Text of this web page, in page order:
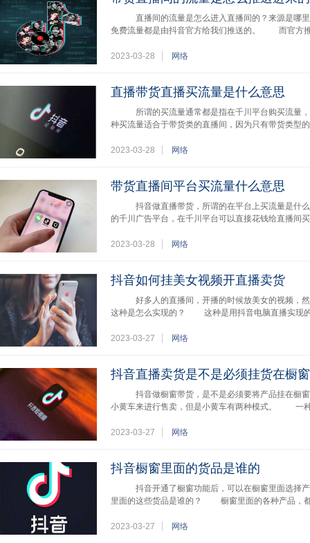
直播间的流量是怎么进入直播间的？来源是哪
免费流量都是由抖音官方给我们推送的。 而官方
2023-03-28 网络
直播带货直播买流量是什么意思
所谓的买流量通常都是指在千川平台购买流量
种买流量适合于带货类的直播间，因为只有带货类型
2023-03-28 网络
带货直播间平台买流量什么意思
抖音做直播带货，所谓的在平台上买流量是什
的千川广告平台，在千川平台可以直接花钱给直播
2023-03-28 网络
抖音如何挂美女视频开直播卖货
好多人的直播间，开播的时候放美女的视频，然
这种是怎么实现的？ 这种是用抖音电脑直播实现
2023-03-27 网络
抖音直播卖货是不是必须挂货在橱
抖音做橱窗带货，是不是必须要将产品挂在橱
小黄车来进行售卖，但是小黄车有两种模式。 一
2023-03-27 网络
抖音橱窗里面的货品是谁的
抖音开通了橱窗功能后，可以在橱窗里面选择
里面的这些货品是谁的？ 橱窗里面的各种产品，
2023-03-27 网络